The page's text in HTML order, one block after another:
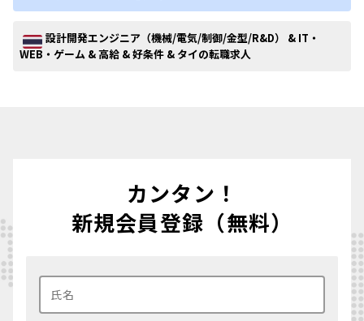
設計開発エンジニア（機械/電気/制御/金型/R&D） & IT・
WEB・ゲーム & 高給 & 好条件 & タイの転職求人
カンタン！
新規会員登録（無料）